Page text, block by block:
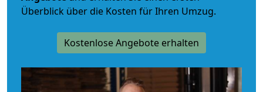
Überblick über die Kosten für Ihren Umzug.
Kostenlose Angebote erhalten